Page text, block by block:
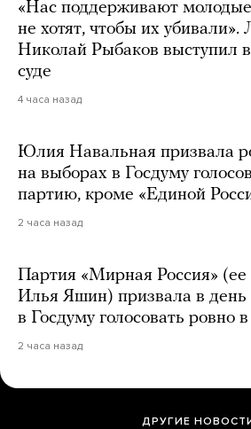
«Нас поддерживают
не хотят, чтобы их убивали».
Николай Рыбаков выступил
суде
4 часа назад
Юлия Навальная призвала
на выборах в Госдуму
партию, кроме «Единой
2 часа назад
Партия «Мирная Россия» (ее
Илья Яшин) призвала в день
в Госдуму голосовать ровно
2 часа назад
ДРУГИЕ